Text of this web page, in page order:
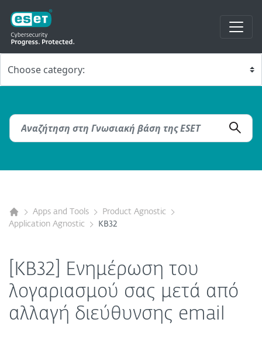
Apps and Tools
Product Agnostic
Application Agnostic
KB32
[KB32] Ενημέρωση του
λογαριασμού σας μετά από
αλλαγή διεύθυνσης email